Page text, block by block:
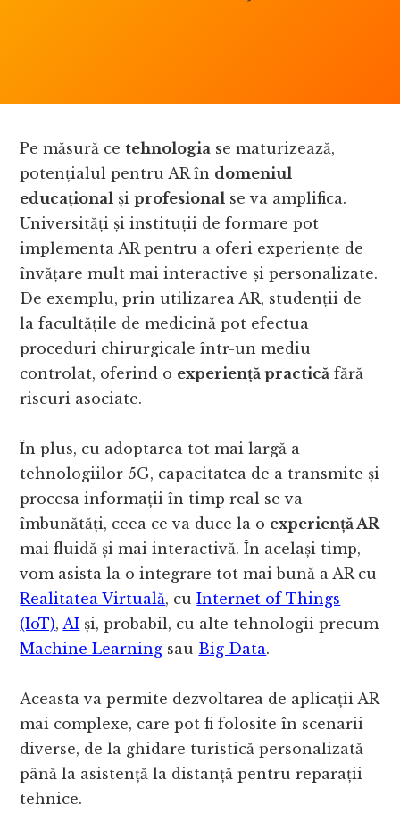
Pe măsură cetehnologia se maturizează,
potențialul pentru AR în domeniul
educațional șiprofesional se va amplifica.
Universități și instituții de formare pot
implementa AR pentru a oferi experiențe de
învățare mult mai interactive și personalizate.
De exemplu, prin utilizarea AR, studenții de
la facultățile de medicină pot efectua
proceduri chirurgicale într-un mediu
controlat, oferind o experiență practică fără
riscuri asociate.
În plus, cu adoptarea tot mai largă a
tehnologiilor 5G, capacitatea de a transmite și
procesa informații în timp real se va
îmbunătăți, ceea ce va duce la o experiență AR
mai fluidă și mai interactivă. În același timp,
vom asista la o integrare tot mai bună a AR cu
Realitatea Virtuală, cuInternet of Things
(IoT), AI și, probabil, cu alte tehnologii precum
Machine Learning sau Big Data.
Aceasta va permite dezvoltarea de aplicații AR
mai complexe, care pot fi folosite în scenarii
diverse, de la ghidare turistică personalizată
până la asistență la distanță pentru reparații
tehnice.